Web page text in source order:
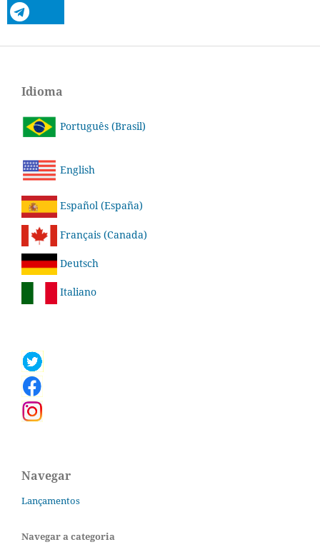
Idioma
Português (Brasil)
English
Español (España)
Français (Canada)
Deutsch
Italiano
Navegar
Lançamentos
Navegar a categoria